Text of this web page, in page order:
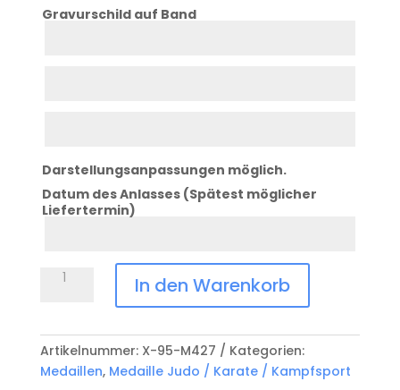
Gravurschild auf Band
Darstellungsanpassungen möglich.
Datum des Anlasses (Spätest möglicher
Liefertermin)
Medaille
Karate
/
Kampfsport
In den Warenkorb
Artikelnummer: X-95-M427
Kategorien:
Medaillen, Medaille Judo / Karate / Kampfsport